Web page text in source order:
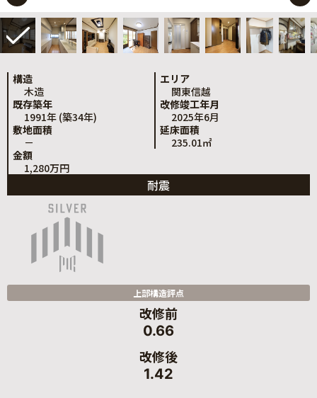
構造
木造
エリア
関東信越
既存築年
1991年 (築34年)
改修竣工年月
2025年6月
敷地面積
－
延床面積
235.01㎡
金額
1,280万円
耐震
上部構造評点
改修前
0.66
改修後
1.42